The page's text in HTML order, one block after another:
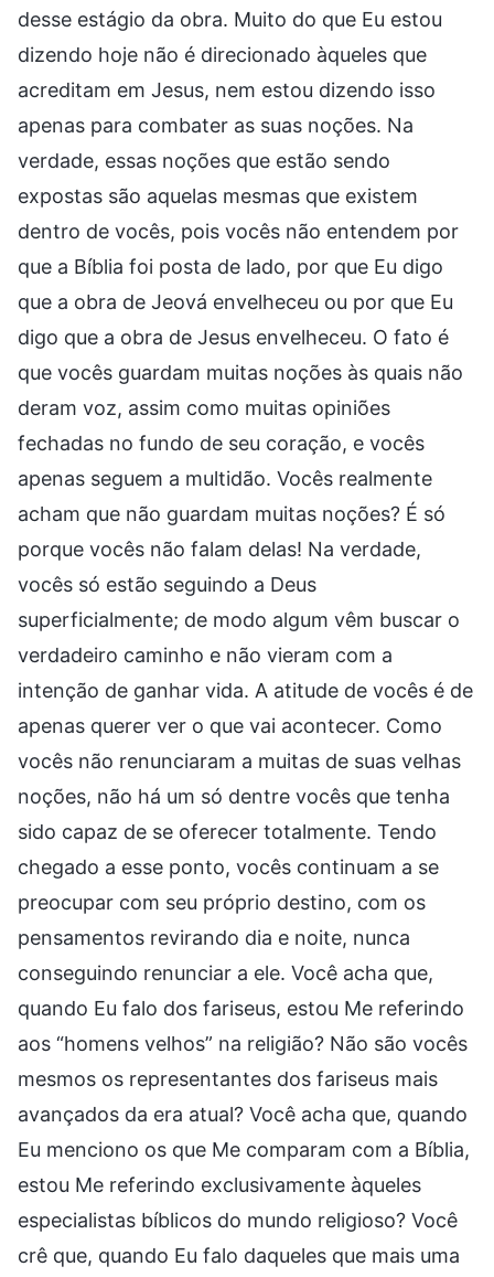
desse estágio da obra. Muito do que Eu estou
dizendo hoje não é direcionado àqueles que
acreditam em Jesus, nem estou dizendo isso
apenas para combater as suas noções. Na
verdade, essas noções que estão sendo
expostas são aquelas mesmas que existem
dentro de vocês, pois vocês não entendem por
que a Bíblia foi posta de lado, por que Eu digo
que a obra de Jeová envelheceu ou por que Eu
digo que a obra de Jesus envelheceu. O fato é
que vocês guardam muitas noções às quais não
deram voz, assim como muitas opiniões
fechadas no fundo de seu coração, e vocês
apenas seguem a multidão. Vocês realmente
acham que não guardam muitas noções? É só
porque vocês não falam delas! Na verdade,
vocês só estão seguindo a Deus
superficialmente; de modo algum vêm buscar o
verdadeiro caminho e não vieram com a
intenção de ganhar vida. A atitude de vocês é de
apenas querer ver o que vai acontecer. Como
vocês não renunciaram a muitas de suas velhas
noções, não há um só dentre vocês que tenha
sido capaz de se oferecer totalmente. Tendo
chegado a esse ponto, vocês continuam a se
preocupar com seu próprio destino, com os
pensamentos revirando dia e noite, nunca
conseguindo renunciar a ele. Você acha que,
quando Eu falo dos fariseus, estou Me referindo
aos “homens velhos” na religião? Não são vocês
mesmos os representantes dos fariseus mais
avançados da era atual? Você acha que, quando
Eu menciono os que Me comparam com a Bíblia,
estou Me referindo exclusivamente àqueles
especialistas bíblicos do mundo religioso? Você
crê que, quando Eu falo daqueles que mais uma